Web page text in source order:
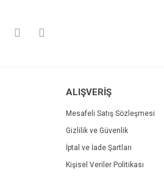
bilgiler bulunuyor.
ALIŞVERİŞ
Mesafeli Satış Sözleşmesi
Gizlilik ve Güvenlik
İptal ve İade Şartları
Kişisel Veriler Politikası